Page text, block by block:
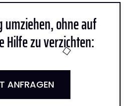
umziehen, ohne auf
Hilfe zu verzichten:
ANFRAGEN